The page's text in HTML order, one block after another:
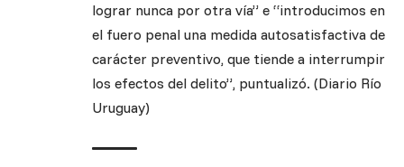
lograr nunca por otra vía” e “introducimos en
el fuero penal una medida autosatisfactiva de
carácter preventivo, que tiende a interrumpir
los efectos del delito”, puntualizó. (Diario Río
Uruguay)